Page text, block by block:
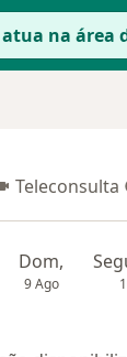
atua na área
Teleconsulta
Dom,
9 Ago